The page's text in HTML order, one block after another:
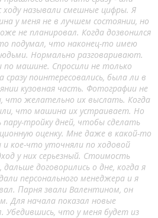
ходу называли смешные цифры. Я
у меня не в лучшем состоянии, но
не планировал. Когда дозвонился
подумал, что наконец-то имею
Нормально разговаривают.
машине. Спросили не только
сразу поинтересовались, была ли в
кузовная часть. Фотографии не
что желательно их выслать. Когда
что машина их устраивает. Но
тройку дней, чтобы сделать
оценку. Мне даже в какой-то
и кое-что уточняли по ходовой
у них серьезный. Стоимость
договорились о дне, когда я
персонального менеджера и я
Парня звали Валентином, он
Для начала показал новые
Убедившись, что у меня будет из